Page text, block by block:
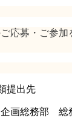
応募・ご参加
提出先
画総務部 総